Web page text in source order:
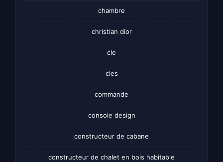
chambre
christian dior
cle
cles
commande
console design
constructeur de cabane
constructeur de chalet en bois habitable